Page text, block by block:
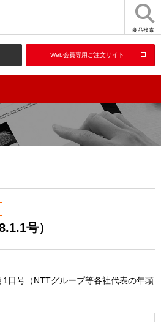
商品検索
Web会員専用ご注文サイト
号）
1日号（NTTグループ等各社代表の年頭